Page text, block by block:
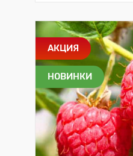
АКЦИЯ
НОВИНКИ